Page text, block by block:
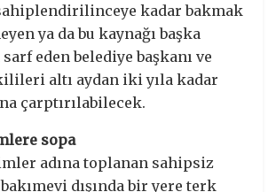
kadar bakmak
ya da bu kaynağı başka
eden belediye başkanı ve
altı aydan iki yıla kadar
çarptırılabilecek.
sopa
adına toplanan sahipsiz
dışında bir yere terk